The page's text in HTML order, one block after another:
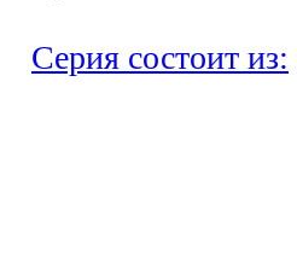
Серия состоит из: